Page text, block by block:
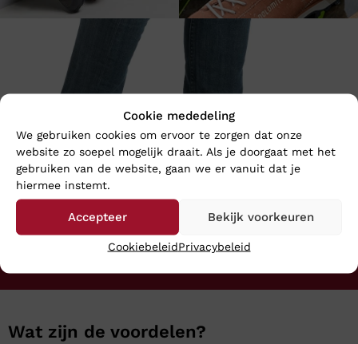
Cookie mededeling
We gebruiken cookies om ervoor te zorgen dat onze
website zo soepel mogelijk draait. Als je doorgaat met het
gebruiken van de website, gaan we er vanuit dat je
hiermee instemt.
Accepteer Bekijk voorkeuren
CookiebeleidPrivacybeleid
Wat zijn de voordelen?